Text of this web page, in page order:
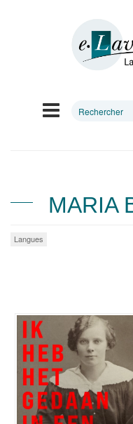
MARIA
Langues